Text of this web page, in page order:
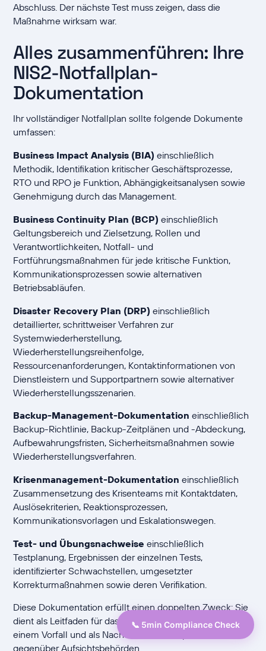
Abschluss. Der nächste Test muss zeigen, dass die
Maßnahme wirksam war.
Alles zusammenführen: Ihre
NIS2-Notfallplan-
Dokumentation
Ihr vollständiger Notfallplan sollte folgende Dokumente
umfassen:
Business Impact Analysis (BIA) einschließlich
Methodik, Identifikation kritischer Geschäftsprozesse,
RTO und RPO je Funktion, Abhängigkeitsanalysen sowie
Genehmigung durch das Management.
Business Continuity Plan (BCP) einschließlich
Geltungsbereich und Zielsetzung, Rollen und
Verantwortlichkeiten, Notfall- und
Fortführungsmaßnahmen für jede kritische Funktion,
Kommunikationsprozessen sowie alternativen
Betriebsabläufen.
Disaster Recovery Plan (DRP) einschließlich
detaillierter, schrittweiser Verfahren zur
Systemwiederherstellung,
Wiederherstellungsreihenfolge,
Ressourcenanforderungen, Kontaktinformationen von
Dienstleistern und Supportpartnern sowie alternativer
Wiederherstellungsszenarien.
Backup-Management-Dokumentation einschließlich
Backup-Richtlinie, Backup-Zeitplänen und -Abdeckung,
Aufbewahrungsfristen, Sicherheitsmaßnahmen sowie
Wiederherstellungsverfahren.
Krisenmanagement-Dokumentation einschließlich
Zusammensetzung des Krisenteams mit Kontaktdaten,
Auslösekriterien, Reaktionsprozessen,
Kommunikationsvorlagen und Eskalationswegen.
Test- und Übungsnachweise einschließlich
Testplanung, Ergebnissen der einzelnen Tests,
identifizierter Schwachstellen, umgesetzter
Korrekturmaßnahmen sowie deren Verifikation.
Diese Dokumentation erfüllt einen doppelten Zweck: Sie
dient als Leitfaden für das tatsächliche Vorgehen bei
einem Vorfall und als Nachweis der Compliance
gegenüber Aufsichtsbehörden.
📞 5min Compliance Check